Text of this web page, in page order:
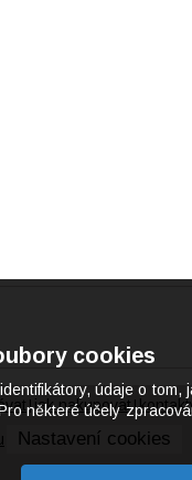
| jak nakupovat |
Nastavení cookies
cookies
údaje o
některé účely